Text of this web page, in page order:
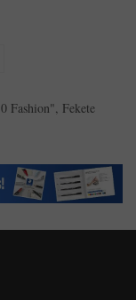
Fashion", Fekete